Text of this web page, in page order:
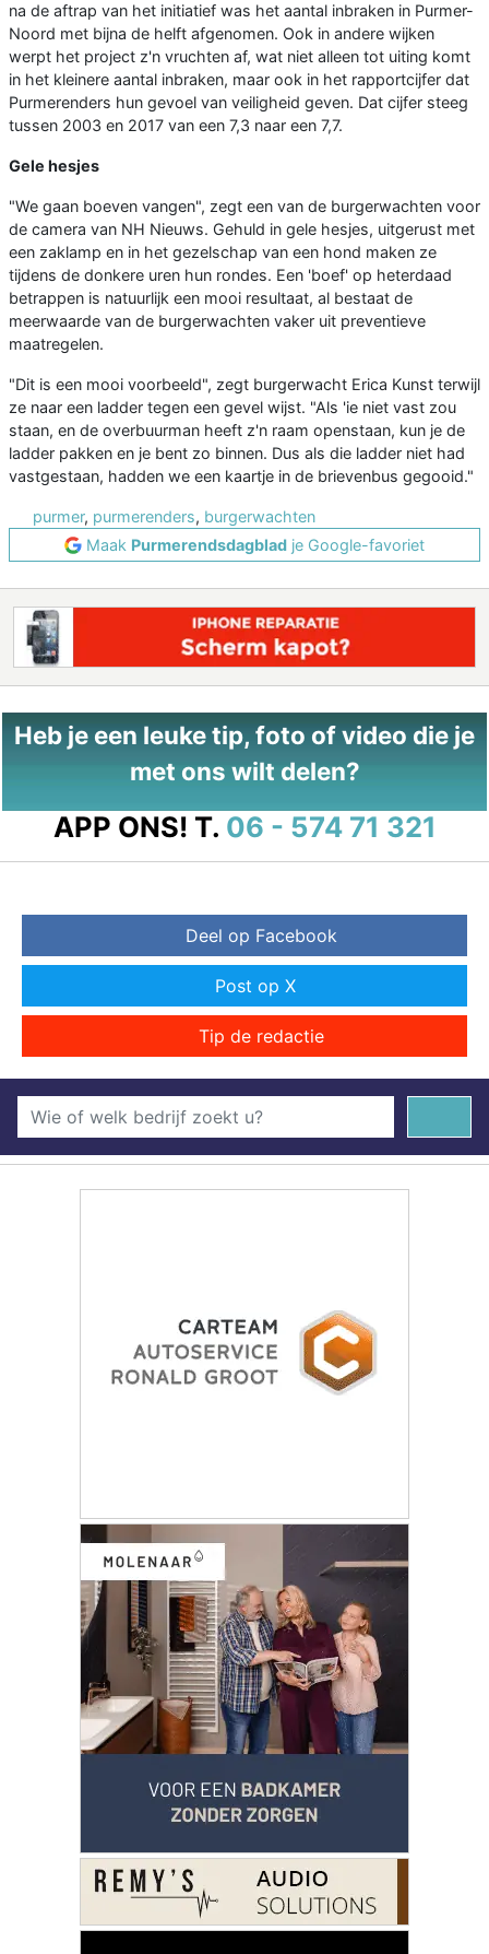
na de aftrap van het initiatief was het aantal inbraken in Purmer-
Noord met bijna de helft afgenomen. Ook in andere wijken
werpt het project z'n vruchten af, wat niet alleen tot uiting komt
in het kleinere aantal inbraken, maar ook in het rapportcijfer dat
Purmerenders hun gevoel van veiligheid geven. Dat cijfer steeg
tussen 2003 en 2017 van een 7,3 naar een 7,7.
Gele hesjes
"We gaan boeven vangen", zegt een van de burgerwachten voor
de camera van NH Nieuws. Gehuld in gele hesjes, uitgerust met
een zaklamp en in het gezelschap van een hond maken ze
tijdens de donkere uren hun rondes. Een 'boef' op heterdaad
betrappen is natuurlijk een mooi resultaat, al bestaat de
meerwaarde van de burgerwachten vaker uit preventieve
maatregelen.
"Dit is een mooi voorbeeld", zegt burgerwacht Erica Kunst terwijl
ze naar een ladder tegen een gevel wijst. "Als 'ie niet vast zou
staan, en de overbuurman heeft z'n raam openstaan, kun je de
ladder pakken en je bent zo binnen. Dus als die ladder niet had
vastgestaan, hadden we een kaartje in de brievenbus gegooid."
purmer, purmerenders, burgerwachten
Maak Purmerendsdagblad je Google-favoriet
Heb je een leuke tip, foto of video die je
met ons wilt delen?
APP ONS! T. 06 - 574 71 321
Deel op Facebook
Post op X
Tip de redactie